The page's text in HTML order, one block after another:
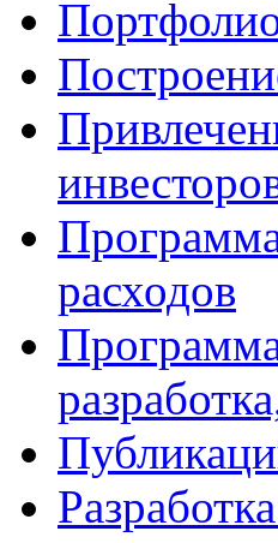
расходов